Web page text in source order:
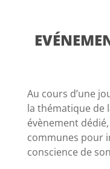
Au cours d’une
la thématique de
évènement dédié,
communes pour
conscience de